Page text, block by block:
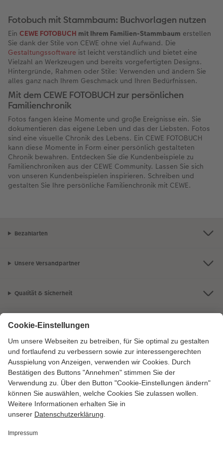
Fotobuch mit Stammbaum: Buchvorlagen nutzen
Ein CEWE FOTOBUCH mit Ihrem Familien-Stammbaum erstellen
Sie dank der Stile von CEWE ohne viel Aufwand. Die
Gestaltungssoftware ist leicht verständlich und bietet eine
Vielzahl an Werkzeugen und bereits vorgefertigten Designs.
Hintergründe, Rahmen oder Stile: Verwenden und ändern Sie
alles ganz nach Ihrem Geschmack und Ihren Bedürfnissen.
Mit dem CEWE FOTOBUCH zur persönlichen
Familienchronik
Fotos fangen kleine Momente und große Ereignisse ein. Sie
dokumentieren das eigene Leben und das der Liebsten. Fotos
sind eine visuelle Chronik des Lebens. Ein CEWE FOTOBUCH
kann diese Momente in Form einer persönlich gestalteten
Chronik bewahren. Entdecken Sie die Kundenbeispiele zu
Familienchroniken aus der CEWE Community. Lassen Sie sich
von unseren Kundenbeispielen inspirieren. Schreiben und
gestalten Sie Ihre persönliche Familienchronik mit CEWE.
Bezahlarten
Unsere Versandpartner
Qualität & Sicherheit
Zertifizierungen & Initiativen
CEWE Fotowelt
Sortiment
Service